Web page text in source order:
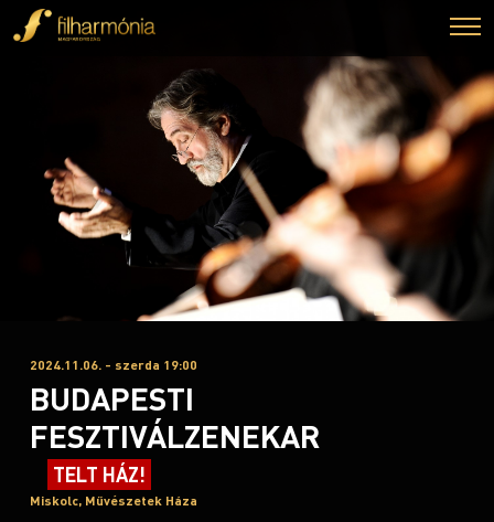
2024.11.06. - szerda 19:00
BUDAPESTI
FESZTIVÁLZENEKAR
TELT HÁZ!
Miskolc, Művészetek Háza